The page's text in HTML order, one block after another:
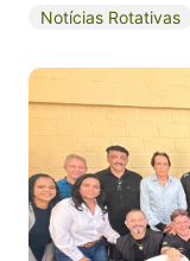
Notícias Rotativas